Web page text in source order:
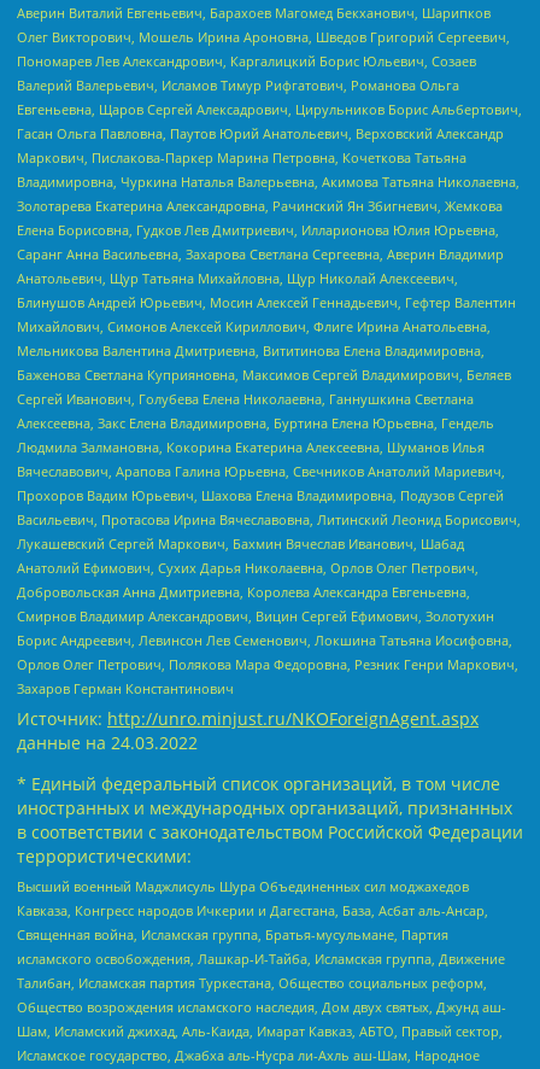
Аверин Виталий Евгеньевич, Барахоев Магомед Бекханович, Шарипков
Олег Викторович, Мошель Ирина Ароновна, Шведов Григорий Сергеевич,
Пономарев Лев Александрович, Каргалицкий Борис Юльевич, Созаев
Валерий Валерьевич, Исламов Тимур Рифгатович, Романова Ольга
Евгеньевна, Щаров Сергей Алексадрович, Цирульников Борис Альбертович,
Гасан Ольга Павловна, Паутов Юрий Анатольевич, Верховский Александр
Маркович, Пислакова-Паркер Марина Петровна, Кочеткова Татьяна
Владимировна, Чуркина Наталья Валерьевна, Акимова Татьяна Николаевна,
Золотарева Екатерина Александровна, Рачинский Ян Збигневич, Жемкова
Елена Борисовна, Гудков Лев Дмитриевич, Илларионова Юлия Юрьевна,
Саранг Анна Васильевна, Захарова Светлана Сергеевна, Аверин Владимир
Анатольевич, Щур Татьяна Михайловна, Щур Николай Алексеевич,
Блинушов Андрей Юрьевич, Мосин Алексей Геннадьевич, Гефтер Валентин
Михайлович, Симонов Алексей Кириллович, Флиге Ирина Анатольевна,
Мельникова Валентина Дмитриевна, Вититинова Елена Владимировна,
Баженова Светлана Куприяновна, Максимов Сергей Владимирович, Беляев
Сергей Иванович, Голубева Елена Николаевна, Ганнушкина Светлана
Алексеевна, Закс Елена Владимировна, Буртина Елена Юрьевна, Гендель
Людмила Залмановна, Кокорина Екатерина Алексеевна, Шуманов Илья
Вячеславович, Арапова Галина Юрьевна, Свечников Анатолий Мариевич,
Прохоров Вадим Юрьевич, Шахова Елена Владимировна, Подузов Сергей
Васильевич, Протасова Ирина Вячеславовна, Литинский Леонид Борисович,
Лукашевский Сергей Маркович, Бахмин Вячеслав Иванович, Шабад
Анатолий Ефимович, Сухих Дарья Николаевна, Орлов Олег Петрович,
Добровольская Анна Дмитриевна, Королева Александра Евгеньевна,
Смирнов Владимир Александрович, Вицин Сергей Ефимович, Золотухин
Борис Андреевич, Левинсон Лев Семенович, Локшина Татьяна Иосифовна,
Орлов Олег Петрович, Полякова Мара Федоровна, Резник Генри Маркович,
Захаров Герман Константинович
Источник: http://unro.minjust.ru/NKOForeignAgent.aspx
данные на 24.03.2022
* Единый федеральный список организаций, в том числе
иностранных и международных организаций, признанных
в соответствии с законодательством Российской Федерации
террористическими:
Высший военный Маджлисуль Шура Объединенных сил моджахедов
Кавказа, Конгресс народов Ичкерии и Дагестана, База, Асбат аль-Ансар,
Священная война, Исламская группа, Братья-мусульмане, Партия
исламского освобождения, Лашкар-И-Тайба, Исламская группа, Движение
Талибан, Исламская партия Туркестана, Общество социальных реформ,
Общество возрождения исламского наследия, Дом двух святых, Джунд аш-
Шам, Исламский джихад, Аль-Каида, Имарат Кавказ, АБТО, Правый сектор,
Исламское государство, Джабха аль-Нусра ли-Ахль аш-Шам, Народное